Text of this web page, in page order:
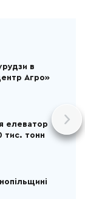
в
Агро»
елеватор
тис. тонн